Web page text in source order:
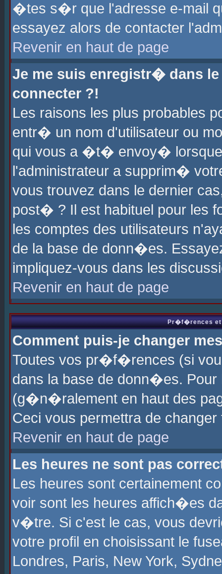
�tes s�r que l'adresse e-mail
essayez alors de contacter
Revenir en haut de page
Je me suis enregistr� dans
connecter ?!
Les raisons les plus probables
entr� un nom d'utilisateur ou
qui vous a �t� envoy�
l'administrateur a supprim�
vous trouvez dans le dernier
post� ? Il est habituel pour les
les comptes des utilisateurs
de la base de donn�es.
impliquez-vous dans les
Revenir en haut de page
Pr�f�rences et
Comment puis-je changer
Toutes vos pr�f�rences (si
dans la base de donn�es.
(g�n�ralement en haut des
Ceci vous permettra de
Revenir en haut de page
Les heures ne sont pas
Les heures sont certainement
voir sont les heures affich�es
v�tre. Si c'est le cas, vous
votre profil en choisissant le
Londres, Paris, New York,